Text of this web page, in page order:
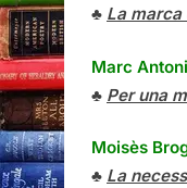
♣ La marca
Marc
♣ Per una
Moisès
♣ La